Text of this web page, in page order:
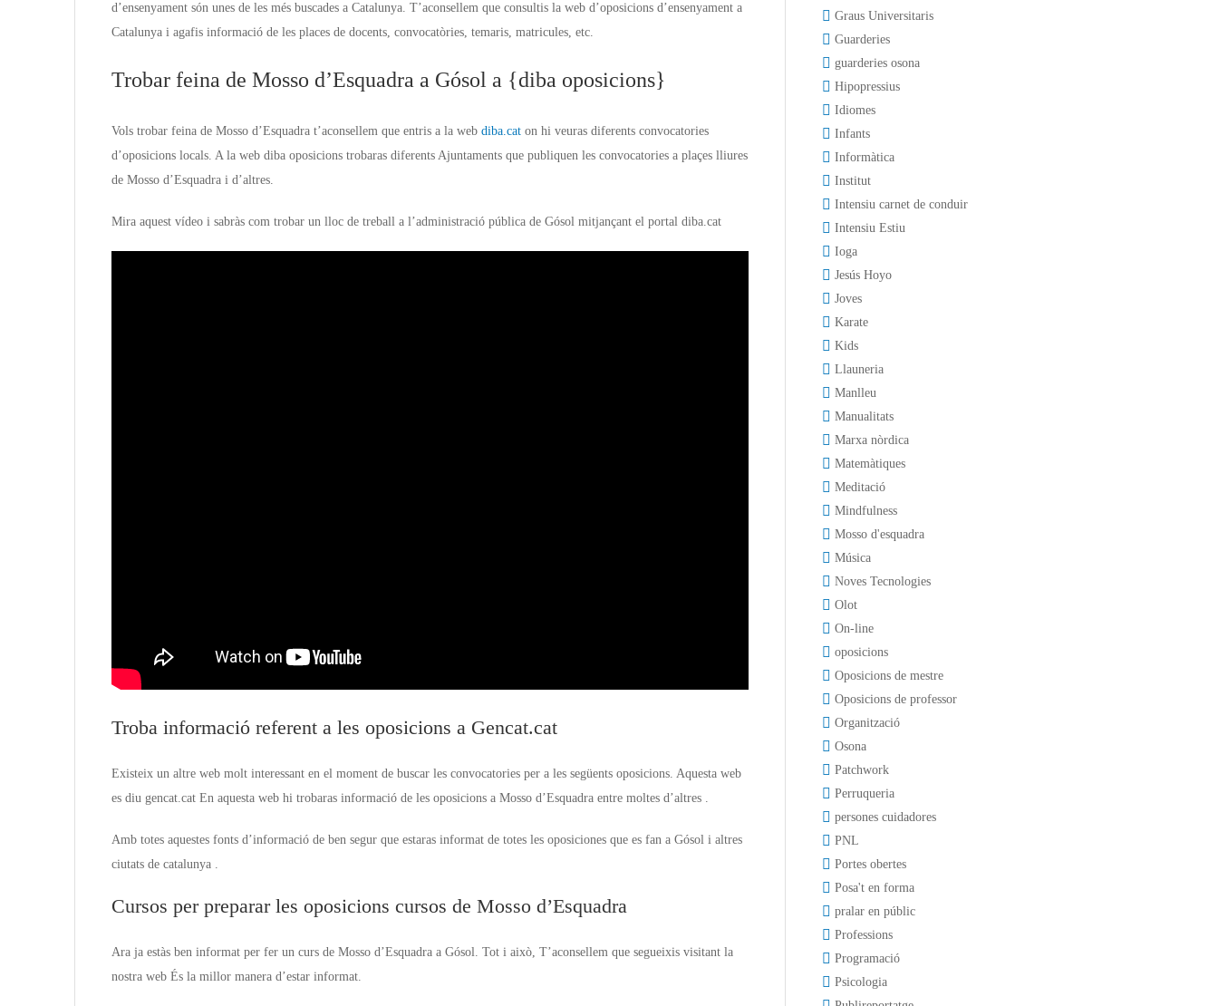
d’ensenyament són unes de les més buscades a Catalunya. T’aconsellem que consultis la web d’oposicions d’ensenyament a
Catalunya i agafis informació de les places de docents, convocatòries, temaris, matricules, etc.
Trobar feina de Mosso d’Esquadra a Gósol a {diba oposicions}
Vols trobar feina de Mosso d’Esquadra t’aconsellem que entris a la web diba.cat on hi veuras diferents convocatories
d’oposicions locals. A la web diba oposicions trobaras diferents Ajuntaments que publiquen les convocatories a plaçes lliures
de Mosso d’Esquadra i d’altres.
Mira aquest vídeo i sabràs com trobar un lloc de treball a l’administració pública de Gósol mitjançant el portal diba.cat
Troba informació referent a les oposicions a Gencat.cat
Existeix un altre web molt interessant en el moment de buscar les convocatories per a les següents oposicions. Aquesta web
es diu gencat.cat En aquesta web hi trobaras informació de les oposicions a Mosso d’Esquadra entre moltes d’altres .
Amb totes aquestes fonts d’informació de ben segur que estaras informat de totes les oposiciones que es fan a Gósol i altres
ciutats de catalunya .
Cursos per preparar les oposicions cursos de Mosso d’Esquadra
Ara ja estàs ben informat per fer un curs de Mosso d’Esquadra a Gósol. Tot i això, T’aconsellem que segueixis visitant la
nostra web És la millor manera d’estar informat.
Graus Universitaris
Guarderies
guarderies osona
Hipopressius
Idiomes
Infants
Informàtica
Institut
Intensiu carnet de conduir
Intensiu Estiu
Ioga
Jesús Hoyo
Joves
Karate
Kids
Llauneria
Manlleu
Manualitats
Marxa nòrdica
Matemàtiques
Meditació
Mindfulness
Mosso d'esquadra
Música
Noves Tecnologies
Olot
On-line
oposicions
Oposicions de mestre
Oposicions de professor
Organització
Osona
Patchwork
Perruqueria
persones cuidadores
PNL
Portes obertes
Posa't en forma
pralar en públic
Professions
Programació
Psicologia